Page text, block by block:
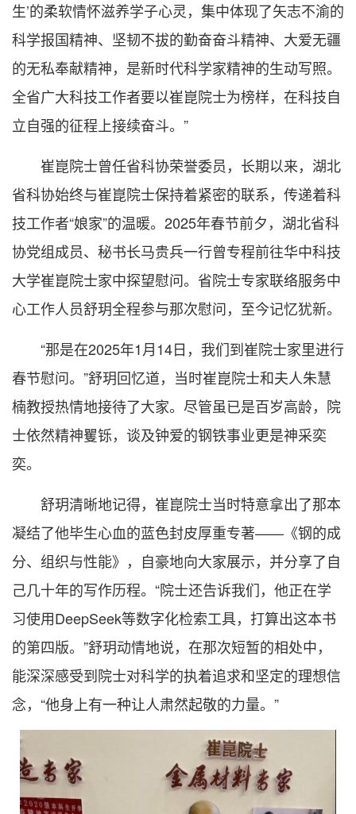
生’的柔软情怀滋养学子心灵，集中体现了‌矢志不渝的
科学报国精神、‌坚韧不拔的勤奋奋斗精神、大爱无疆
的无私奉献精神‌，是新时代科学家精神的生动写照。
全省广大科技工作者要以崔崑院士为榜样，在科技自
立自强的征程上接续奋斗。”
崔崑院士曾任省科协荣誉委员，长期以来，湖北
省科协始终与崔崑院士保持着紧密的联系，传递着科
技工作者“娘家”的温暖。2025年春节前夕，湖北省科
协党组成员、秘书长马贵兵一行曾专程前往华中科技
大学崔崑院士家中探望慰问。省院士专家联络服务中
心工作人员舒玥全程参与那次慰问，至今记忆犹新。
“那是在2025年1月14日，我们到崔院士家里进行
春节慰问。”舒玥回忆道，当时崔崑院士和夫人朱慧
楠教授热情地接待了大家。尽管虽已是百岁高龄，院
士依然精神矍铄，谈及钟爱的钢铁事业更是神采奕
奕。
舒玥清晰地记得，崔崑院士当时特意拿出了那本
凝结了他毕生心血的蓝色封皮厚重专著——《钢的成
分、组织与性能》，自豪地向大家展示，并分享了自
己几十年的写作历程。“院士还告诉我们，他正在学
习使用DeepSeek等数字化检索工具，打算出这本书
的第四版。”舒玥动情地说，在那次短暂的相处中，
能深深感受到院士对科学的执着追求和坚定的理想信
念，“他身上有一种让人肃然起敬的力量。”